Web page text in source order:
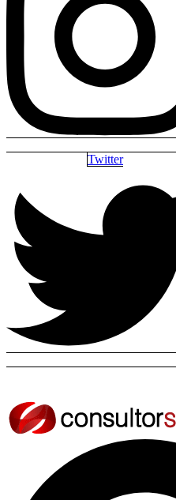
Twitter